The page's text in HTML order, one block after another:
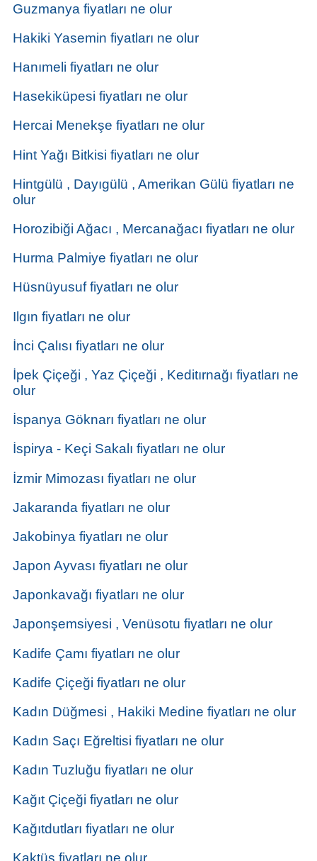
Guzmanya fiyatları ne olur
Hakiki Yasemin fiyatları ne olur
Hanımeli fiyatları ne olur
Hasekiküpesi fiyatları ne olur
Hercai Menekşe fiyatları ne olur
Hint Yağı Bitkisi fiyatları ne olur
Hintgülü , Dayıgülü , Amerikan Gülü fiyatları ne
olur
Horozibiği Ağacı , Mercanağacı fiyatları ne olur
Hurma Palmiye fiyatları ne olur
Hüsnüyusuf fiyatları ne olur
Ilgın fiyatları ne olur
İnci Çalısı fiyatları ne olur
İpek Çiçeği , Yaz Çiçeği , Keditırnağı fiyatları ne
olur
İspanya Göknarı fiyatları ne olur
İspirya - Keçi Sakalı fiyatları ne olur
İzmir Mimozası fiyatları ne olur
Jakaranda fiyatları ne olur
Jakobinya fiyatları ne olur
Japon Ayvası fiyatları ne olur
Japonkavağı fiyatları ne olur
Japonşemsiyesi , Venüsotu fiyatları ne olur
Kadife Çamı fiyatları ne olur
Kadife Çiçeği fiyatları ne olur
Kadın Düğmesi , Hakiki Medine fiyatları ne olur
Kadın Saçı Eğreltisi fiyatları ne olur
Kadın Tuzluğu fiyatları ne olur
Kağıt Çiçeği fiyatları ne olur
Kağıtdutları fiyatları ne olur
Kaktüs fiyatları ne olur